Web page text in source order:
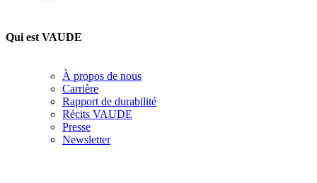
Qui est VAUDE
À propos de nous
Carrière
Rapport de durabilité
Récits VAUDE
Presse
Newsletter